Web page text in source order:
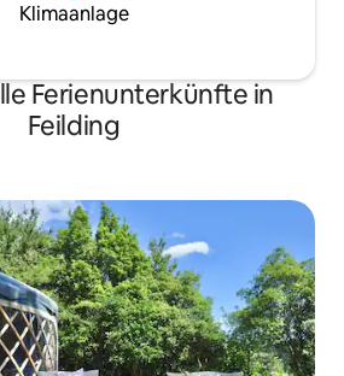
Klimaanlage
Ferienunterkünfte in
Feilding